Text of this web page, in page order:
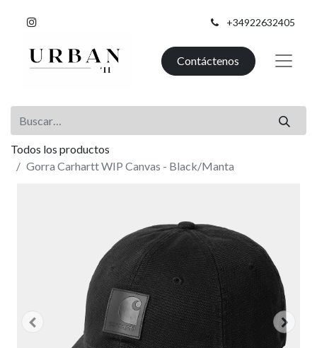
+34922632405
Contáctenos
Todos los productos
Gorra Carhartt WIP Canvas - Black/Manta